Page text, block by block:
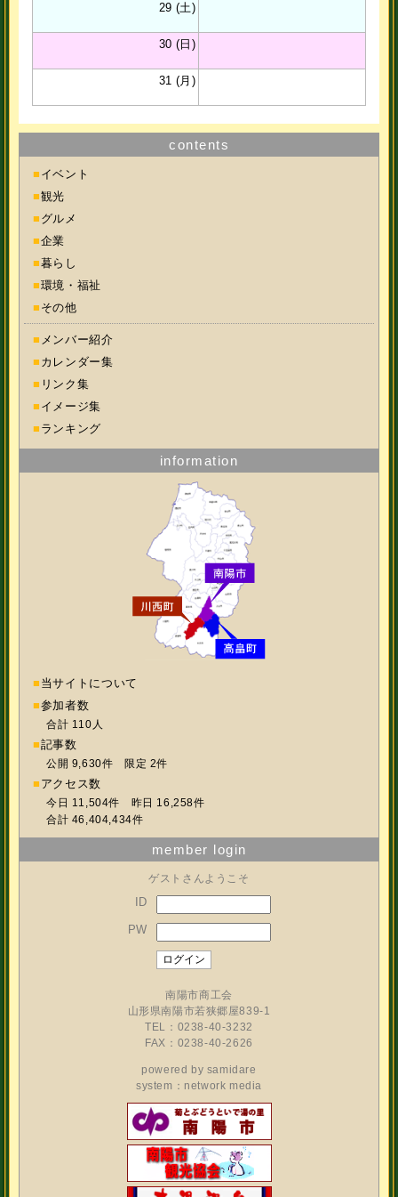
29 (土)
30 (日)
31 (月)
contents
■ イベント
■観光
■ グルメ
■企業
■暮らし
■環境・福祉
■ その他
■ メンバー紹介
■ カレンダー集
■ リンク集
■ イメージ集
■ ランキング
information
■ 当サイトについて
■参加者数
合計 110人
■記事数
公開 9,630件 限定 2件
■ アクセス数
今日 11,504件 昨日 16,258件
合計 46,404,434件
member login
ゲストさんようこそ
ID
PW
南陽市商工会
山形県南陽市若狭郷屋839-1
TEL：0238-40-3232
FAX：0238-40-2626
powered by samidare
system：network media